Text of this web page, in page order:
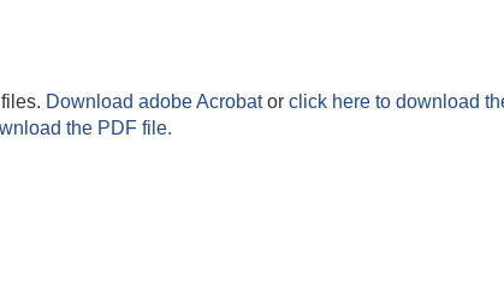
Download adobe Acrobator click here to download
the PDF file.